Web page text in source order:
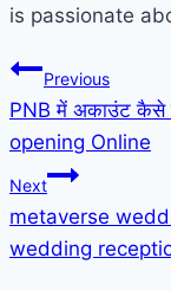
is passionate
Post
Previous
PNB में अकाउंट
opening Online
Next
metaverse
wedding